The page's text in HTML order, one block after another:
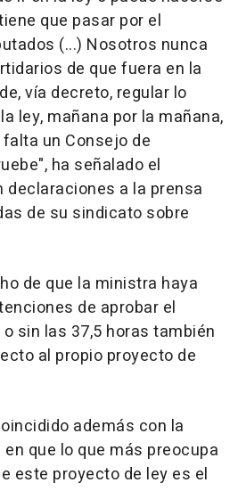
que pasar por el
(...) Nosotros nunca
de que fuera en la
vía decreto, regular lo
ley, mañana por la mañana,
un Consejo de
ha señalado el
declaraciones a la prensa
de su sindicato sobre
de que la ministra haya
de aprobar el
sin las 37,5 horas también
al propio proyecto de
además con la
que lo que más preocupa
este proyecto de ley es el